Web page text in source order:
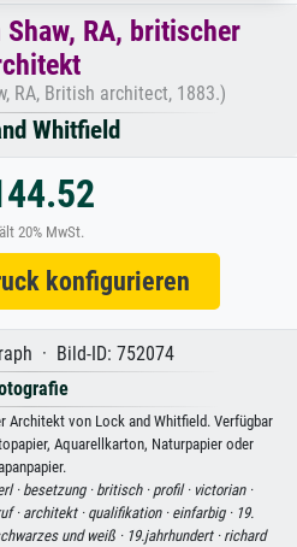
RA, britischer
RA, British architect, 1883.)
Whitfield
20% MwSt.
konfigurieren
· Bild-ID: 752074
Architekt von Lock and Whitfield. Verfügbar
Aquarellkarton, Naturpapier oder
· besetzung · britisch · profil · victorian ·
· architekt · qualifikation · einfarbig · 19.
und weiß · 19.jahrhundert · richard